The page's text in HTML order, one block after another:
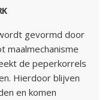
gevormd door
maalmechanisme
de peperkorrels
Hierdoor blijven
en komen